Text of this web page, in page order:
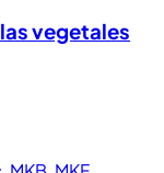
vegetales